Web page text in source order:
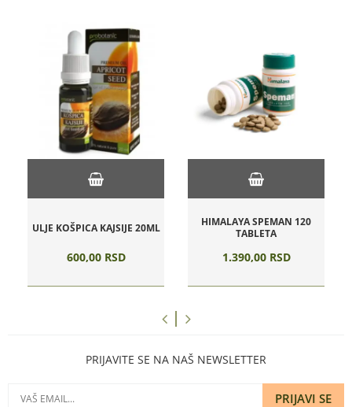
ULJE KOŠPICA KAJSIJE 20ML
600,00 RSD
HIMALAYA SPEMAN 120
TABLETA
1.390,00 RSD
PRIJAVITE SE NA NAŠ NEWSLETTER
PRIJAVI SE